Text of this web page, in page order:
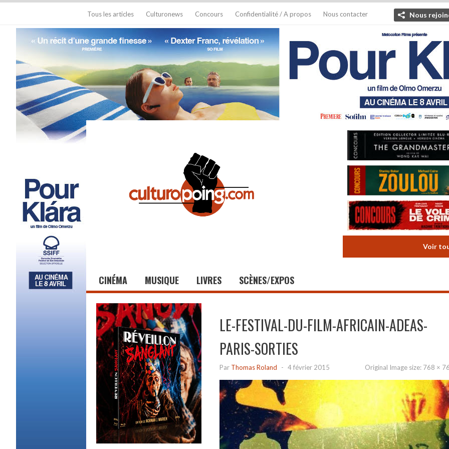
Tous les articles Culturonews Concours Confidentialité / A propos Nous contacter Nous
Voir
CINÉMA MUSIQUE LIVRES SCÈNES/EXPOS
LE-FESTIVAL-DU-FILM-AFRICAIN-ADEAS-
PARIS-SORTIES
Par Thomas Roland - 4 février 2015 Original Image size: 768 ×